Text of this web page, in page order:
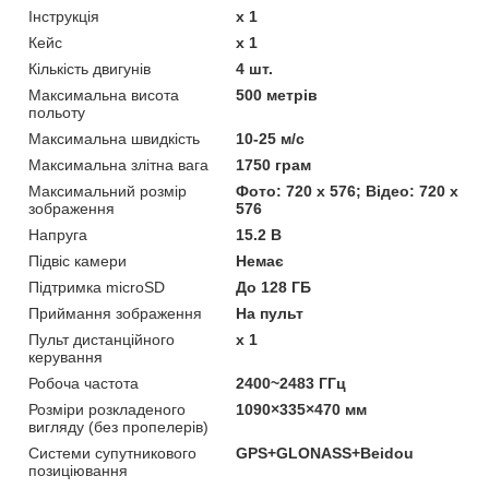
Інструкція
x 1
Кейс
x 1
Кількість двигунів
4 шт.
Максимальна висота
польоту
500 метрів
Максимальна швидкість
10-25 м/c
Максимальна злітна вага
1750 грам
Максимальний розмір
зображення
Фото: 720 x 576; Відео: 720 x
576
Напруга
15.2 В
Підвіс камери
Немає
Підтримка microSD
До 128 ГБ
Приймання зображення
На пульт
Пульт дистанційного
керування
x 1
Робоча частота
2400~2483 ГГц
Розміри розкладеного
вигляду (без пропелерів)
1090×335×470 мм
Системи супутникового
позиціювання
GPS+GLONASS+Beidou